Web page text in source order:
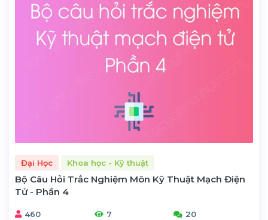
Đại Học Khoa học - Kỹ thuật
Bộ Câu Hỏi Trắc Nghiệm Môn Kỹ Thuật Mạch Điện
Tử - Phần 4
460 7 20